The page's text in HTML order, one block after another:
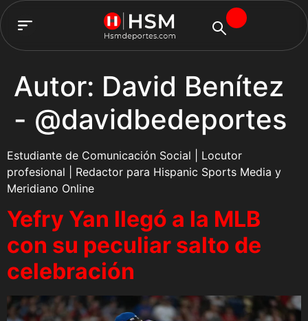
Autor: David Benítez
- @davidbedeportes
Estudiante de Comunicación Social | Locutor
profesional | Redactor para Hispanic Sports Media y
Meridiano Online
Yefry Yan llegó a la MLB
con su peculiar salto de
celebración